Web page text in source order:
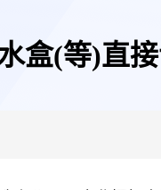
盒(等)直